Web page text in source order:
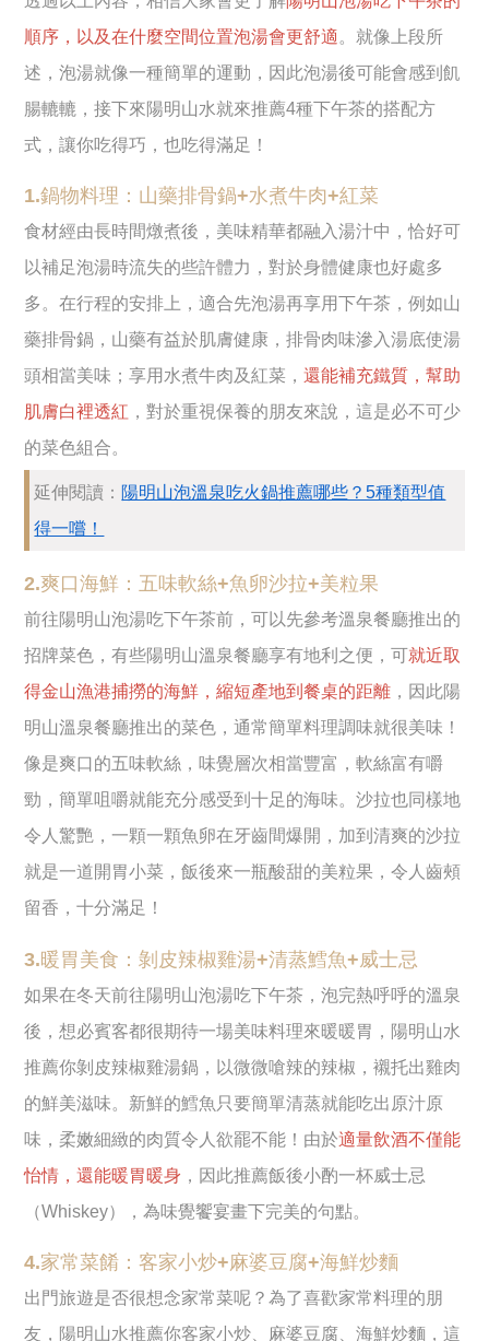
順序，以及在什麼空間位置泡湯會更舒適。就像上段所
述，泡湯就像一種簡單的運動，因此泡湯後可能會感到飢
腸轆轆，接下來陽明山水就來推薦4種下午茶的搭配方
式，讓你吃得巧，也吃得滿足！
1.鍋物料理：山藥排骨鍋+水煮牛肉+紅菜
食材經由長時間燉煮後，美味精華都融入湯汁中，恰好可
以補足泡湯時流失的些許體力，對於身體健康也好處多
多。在行程的安排上，適合先泡湯再享用下午茶，例如山
藥排骨鍋，山藥有益於肌膚健康，排骨肉味滲入湯底使湯
頭相當美味；享用水煮牛肉及紅菜，還能補充鐵質，幫助
肌膚白裡透紅 ，對於重視保養的朋友來說，這是必不可少
的菜色組合。
延伸閱讀： 陽明山泡溫泉吃火鍋推薦哪些？5種類型值
得一嚐！
2.爽口海鮮：五味軟絲+魚卵沙拉+美粒果
前往陽明山泡湯吃下午茶前，可以先參考溫泉餐廳推出的
招牌菜色，有些陽明山溫泉餐廳享有地利之便，可就近取
得金山漁港捕撈的海鮮，縮短產地到餐桌的距離 ，因此陽
明山溫泉餐廳推出的菜色，通常簡單料理調味就很美味！
像是爽口的五味軟絲，味覺層次相當豐富，軟絲富有嚼
勁，簡單咀嚼就能充分感受到十足的海味。沙拉也同樣地
令人驚艷，一顆一顆魚卵在牙齒間爆開，加到清爽的沙拉
就是一道開胃小菜，飯後來一瓶酸甜的美粒果，令人齒頰
留香，十分滿足！
3.暖胃美食：剝皮辣椒雞湯+清蒸鱈魚+威士忌
如果在冬天前往陽明山泡湯吃下午茶，泡完熱呼呼的溫泉
後，想必賓客都很期待一場美味料理來暖暖胃，陽明山水
推薦你剝皮辣椒雞湯鍋，以微微嗆辣的辣椒，襯托出雞肉
的鮮美滋味。新鮮的鱈魚只要簡單清蒸就能吃出原汁原
味，柔嫩細緻的肉質令人欲罷不能！由於適量飲酒不僅能
怡情，還能暖胃暖身 ，因此推薦飯後小酌一杯威士忌
（Whiskey），為味覺饗宴畫下完美的句點。
4.家常菜餚：客家小炒+麻婆豆腐+海鮮炒麵
出門旅遊是否很想念家常菜呢？為了喜歡家常料理的朋
友，陽明山水推薦你客家小炒、麻婆豆腐、海鮮炒麵，這